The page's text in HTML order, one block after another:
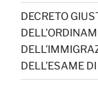
DECRETO
DELL’ESAME